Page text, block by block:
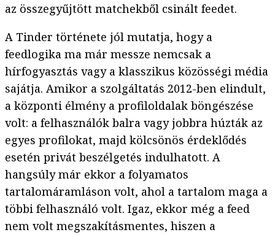
az összegyűjtött matchekből csinált feedet.
A Tinder története jól mutatja, hogy a
feedlogika ma már messze nemcsak a
hírfogyasztás vagy a klasszikus közösségi média
sajátja. Amikor a szolgáltatás 2012-ben elindult,
a központi élmény a profiloldalak böngészése
volt: a felhasználók balra vagy jobbra húzták az
egyes profilokat, majd kölcsönös érdeklődés
esetén privát beszélgetés indulhatott. A
hangsúly már ekkor a folyamatos
tartalomáramláson volt, ahol a tartalom maga a
többi felhasználó volt. Igaz, ekkor még a feed
nem volt megszakításmentes, hiszen a